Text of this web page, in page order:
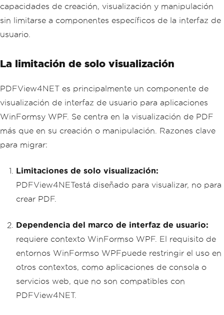
capacidades de creación, visualización y manipulación
sin limitarse a componentes específicos de la interfaz de
usuario.
La limitación de solo visualización
PDFView4NET es principalmente un componente de
visualización de interfaz de usuario para aplicaciones
WinFormsy WPF. Se centra en la visualización de PDF
más que en su creación o manipulación. Razones clave
para migrar:
Limitaciones de solo visualización:
PDFView4NETestá diseñado para visualizar, no para
crear PDF.
Dependencia del marco de interfaz de usuario:
requiere contexto WinFormso WPF. El requisito de
entornos WinFormso WPFpuede restringir el uso en
otros contextos, como aplicaciones de consola o
servicios web, que no son compatibles con
PDFView4NET.